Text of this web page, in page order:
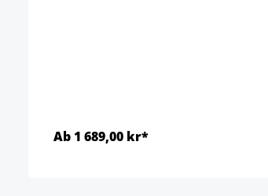
Ab 1 689,00 kr*